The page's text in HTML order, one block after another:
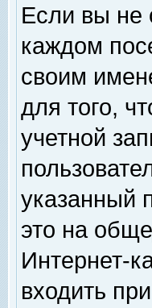
Если вы не
каждом
своим
для того,
учетной
указанный
это на
Интернет-
входить